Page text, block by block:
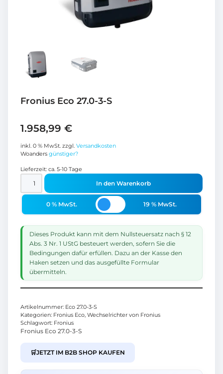
Fronius Eco 27.0-3-S
1.958,99 €
inkl. 0 % MwSt. zzgl. Versandkosten
Woanders günstiger?
Lieferzeit: ca. 5-10 Tage
In den Warenkorb
0 % MwSt. 19 % MwSt.
Dieses Produkt kann mit dem Nullsteuersatz nach § 12
Abs. 3 Nr. 1 UStG besteuert werden, sofern Sie die
Bedingungen dafür erfüllen. Dazu an der Kasse den
Haken setzen und das ausgefüllte Formular
übermitteln.
Artikelnummer: Eco 27.0-3-S
Kategorien: Fronius Eco, Wechselrichter von Fronius
Schlagwort: Fronius
Fronius Eco 27.0-3-S
🛒JETZT IM B2B SHOP KAUFEN